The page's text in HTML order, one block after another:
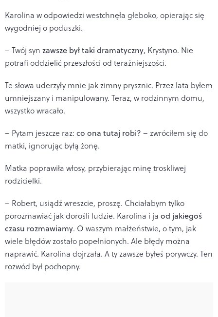
Karolina w odpowiedzi westchnęła głeboko, opierając się
wygodniej o poduszki.
– Twój syn zawsze był taki dramatyczny, Krystyno. Nie
potrafi oddzielić przeszłości od teraźniejszości.
Te słowa uderzyły mnie jak zimny prysznic. Przez lata byłem
umniejszany i manipulowany. Teraz, w rodzinnym domu,
wszystko wracało.
– Pytam jeszcze raz: co ona tutaj robi? – zwróciłem się do
matki, ignorując byłą żonę.
Matka poprawiła włosy, przybierając minę troskliwej
rodzicielki.
– Robert, usiądź wreszcie, proszę. Chciałabym tylko
porozmawiać jak dorośli ludzie. Karolina i ja od jakiegoś
czasu rozmawiamy. O waszym małżeństwie, o tym, jak
wiele błędów zostało popełnionych. Ale błędy można
naprawić. Karolina dojrzała. A ty zawsze byłeś porywczy. Ten
rozwód był pochopny.